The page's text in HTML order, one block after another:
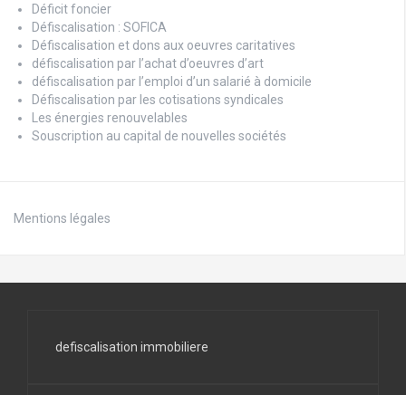
Déficit foncier
Défiscalisation : SOFICA
Défiscalisation et dons aux oeuvres caritatives
défiscalisation par l’achat d’oeuvres d’art
défiscalisation par l’emploi d’un salarié à domicile
Défiscalisation par les cotisations syndicales
Les énergies renouvelables
Souscription au capital de nouvelles sociétés
Mentions légales
defiscalisation immobiliere